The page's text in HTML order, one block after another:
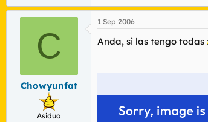
C
Chowyunfat
Asiduo
1 Sep 2006
Anda, si las tengo todas